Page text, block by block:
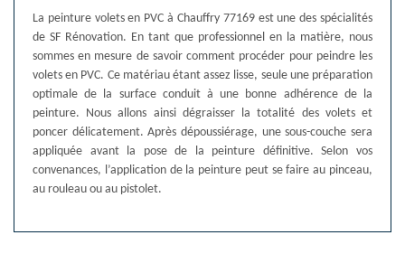
La peinture volets en PVC à Chauffry 77169 est une des spécialités
de SF Rénovation. En tant que professionnel en la matière, nous
sommes en mesure de savoir comment procéder pour peindre les
volets en PVC. Ce matériau étant assez lisse, seule une préparation
optimale de la surface conduit à une bonne adhérence de la
peinture. Nous allons ainsi dégraisser la totalité des volets et
poncer délicatement. Après dépoussiérage, une sous-couche sera
appliquée avant la pose de la peinture définitive. Selon vos
convenances, l’application de la peinture peut se faire au pinceau,
au rouleau ou au pistolet.